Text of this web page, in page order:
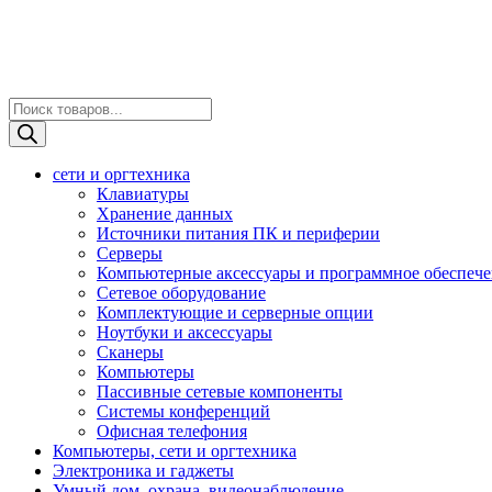
Поиск
товаров
сети и оргтехника
Клавиатуры
Хранение данных
Источники питания ПК и периферии
Серверы
Компьютерные аксессуары и программное
Сетевое оборудование
Комплектующие и серверные опции
Ноутбуки и аксессуары
Сканеры
Компьютеры
Пассивные сетевые компоненты
Системы конференций
Офисная телефония
Компьютеры, сети и оргтехника
Электроника и гаджеты